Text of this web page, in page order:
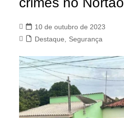
10 de outubro de 2023
Destaque
Segurança